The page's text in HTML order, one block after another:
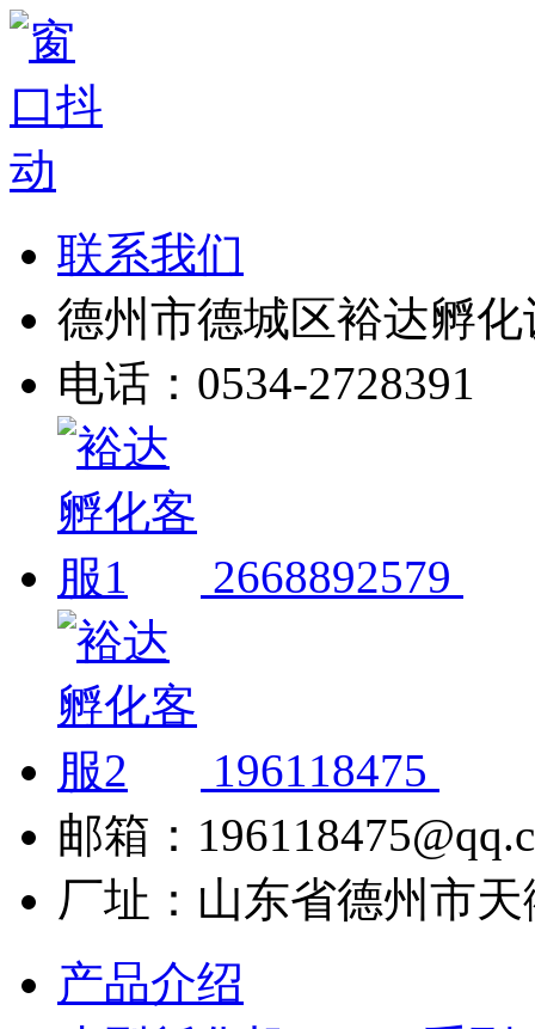
联系我们
德州市德城区裕达孵
电话：0534-2728391
2668892579
196118475
邮箱：
厂址：山东省德州市
产品介绍